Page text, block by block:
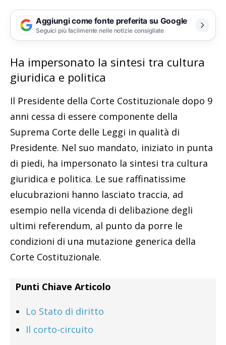
Aggiungi come fonte preferita su Google
Seguici più facilmente nelle notizie consigliate
Ha impersonato la sintesi tra cultura
giuridica e politica
Il Presidente della Corte Costituzionale dopo 9
anni cessa di essere componente della
Suprema Corte delle Leggi in qualità di
Presidente. Nel suo mandato, iniziato in punta
di piedi, ha impersonato la sintesi tra cultura
giuridica e politica. Le sue raffinatissime
elucubrazioni hanno lasciato traccia, ad
esempio nella vicenda di delibazione degli
ultimi referendum, al punto da porre le
condizioni di una mutazione generica della
Corte Costituzionale.
Punti Chiave Articolo
Lo Stato di diritto
Il corto-circuito